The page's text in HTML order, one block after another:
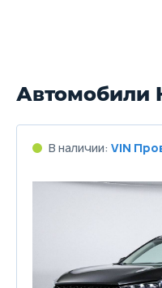
1866 мм
190 мм
Автомобили
В наличии: VIN